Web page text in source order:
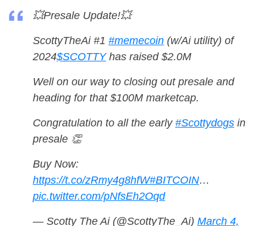
💥Presale Update!💥
ScottyTheAi #1 #memecoin (w/Ai utility) of
2024$SCOTTYhas raised $2.0M
Well on our way to closing out presale and
heading for that $100M marketcap.
Congratulation to all the early #Scottydogs in
presale 👏
Buy Now:
https://t.co/zRmy4g8hfW#BITCOIN…
pic.twitter.com/pNfsEh2Oqd
— Scotty The Ai (@ScottyThe_Ai) March 4,